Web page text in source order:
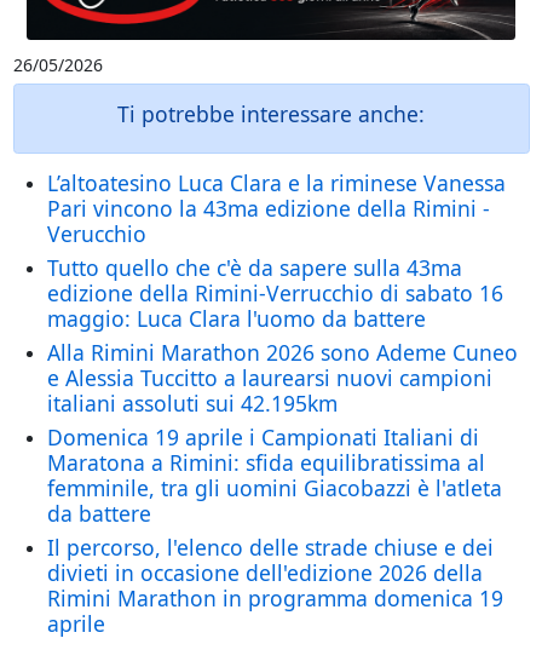
26/05/2026
Ti potrebbe interessare anche:
L’altoatesino Luca Clara e la riminese Vanessa
Pari vincono la 43ma edizione della Rimini -
Verucchio
Tutto quello che c'è da sapere sulla 43ma
edizione della Rimini-Verrucchio di sabato 16
maggio: Luca Clara l'uomo da battere
Alla Rimini Marathon 2026 sono Ademe Cuneo
e Alessia Tuccitto a laurearsi nuovi campioni
italiani assoluti sui 42.195km
Domenica 19 aprile i Campionati Italiani di
Maratona a Rimini: sfida equilibratissima al
femminile, tra gli uomini Giacobazzi è l'atleta
da battere
Il percorso, l'elenco delle strade chiuse e dei
divieti in occasione dell'edizione 2026 della
Rimini Marathon in programma domenica 19
aprile